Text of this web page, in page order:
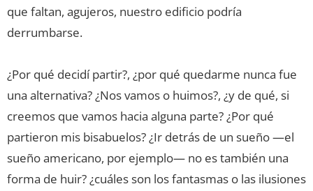
que faltan, agujeros, nuestro edificio podría
derrumbarse.
¿Por qué decidí partir?, ¿por qué quedarme nunca fue
una alternativa? ¿Nos vamos o huimos?, ¿y de qué, si
creemos que vamos hacia alguna parte? ¿Por qué
partieron mis bisabuelos? ¿Ir detrás de un sueño —el
sueño americano, por ejemplo— no es también una
forma de huir? ¿cuáles son los fantasmas o las ilusiones